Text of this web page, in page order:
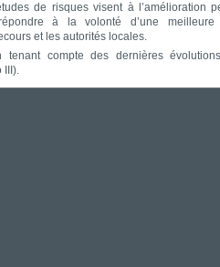
de risques visent à l’amélioration
à la volonté d’une meilleure
et les autorités locales.
compte des dernières
III).